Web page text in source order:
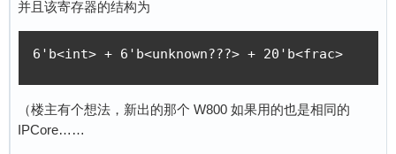
并且该寄存器的结构为
6'b<int> + 6'b<unknown???> + 20'b<frac>
（楼主有个想法，新出的那个 W800 如果用的也是相同的
IPCore……